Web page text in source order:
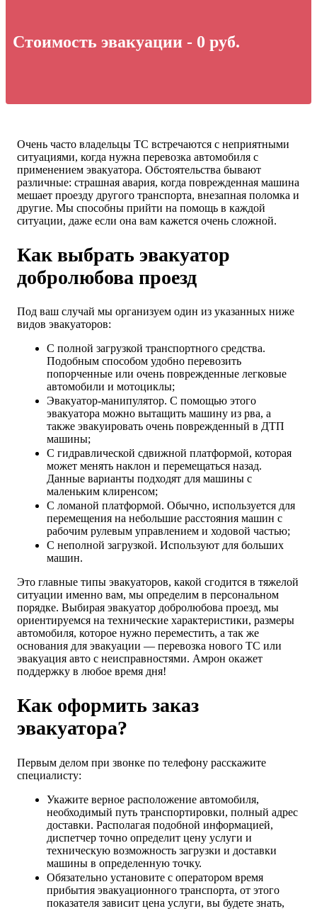
Стоимость эвакуации - 0 руб.
Очень часто владельцы ТС встречаются с неприятными
ситуациями, когда нужна перевозка автомобиля с
применением эвакуатора. Обстоятельства бывают
различные: страшная авария, когда поврежденная машина
мешает проезду другого транспорта, внезапная поломка и
другие. Мы способны прийти на помощь в каждой
ситуации, даже если она вам кажется очень сложной.
Как выбрать эвакуатор
добролюбова проезд
Под ваш случай мы организуем один из указанных ниже
видов эвакуаторов:
С полной загрузкой транспортного средства.
Подобным способом удобно перевозить
попорченные или очень поврежденные легковые
автомобили и мотоциклы;
Эвакуатор-манипулятор. С помощью этого
эвакуатора можно вытащить машину из рва, а
также эвакуировать очень поврежденный в ДТП
машины;
С гидравлической сдвижной платформой, которая
может менять наклон и перемещаться назад.
Данные варианты подходят для машины с
маленьким клиренсом;
С ломаной платформой. Обычно, используется для
перемещения на небольшие расстояния машин с
рабочим рулевым управлением и ходовой частью;
С неполной загрузкой. Используют для больших
машин.
Это главные типы эвакуаторов, какой сгодится в тяжелой
ситуации именно вам, мы определим в персональном
порядке. Выбирая эвакуатор добролюбова проезд, мы
ориентируемся на технические характеристики, размеры
автомобиля, которое нужно переместить, а так же
основания для эвакуации — перевозка нового ТС или
эвакуация авто с неисправностями. Амрон окажет
поддержку в любое время дня!
Как оформить заказ
эвакуатора?
Первым делом при звонке по телефону расскажите
специалисту:
Укажите верное расположение автомобиля,
необходимый путь транспортировки, полный адрес
доставки. Располагая подобной информацией,
диспетчер точно определит цену услуги и
техническую возможность загрузки и доставки
машины в определенную точку.
Обязательно установите с оператором время
прибытия эвакуационного транспорта, от этого
показателя зависит цена услуги, вы будете знать,